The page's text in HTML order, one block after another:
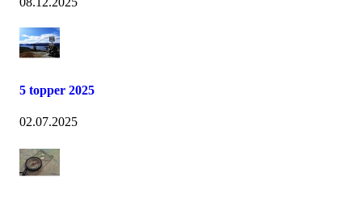
5 topper 2025
02.07.2025